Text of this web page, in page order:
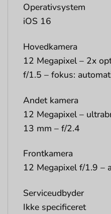
Operativsystem
iOS 16
Hovedkamera
12 Megapixel – 2x
f/1.5 – fokus:
Andet kamera
12 Megapixel –
13 mm – f/2.4
Frontkamera
12 Megapixel f/1.9 –
Serviceudbyder
Ikke specificeret